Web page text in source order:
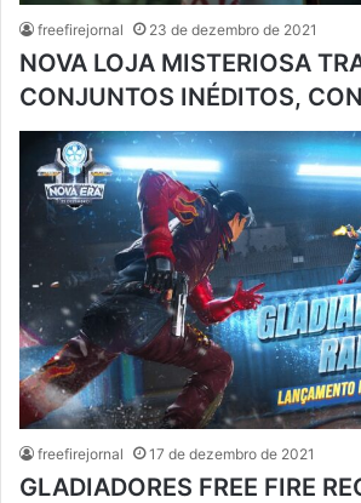
freefirejornal 23 de dezembro de 2021
NOVA LOJA MISTERIOSA
CONJUNTOS INÉDITOS,
freefirejornal 17 de dezembro de 2021
GLADIADORES FREE FIRE